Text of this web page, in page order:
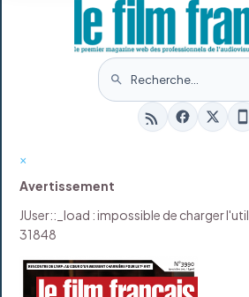
×
Avertissement
JUser::_load : impossible de charger
31848